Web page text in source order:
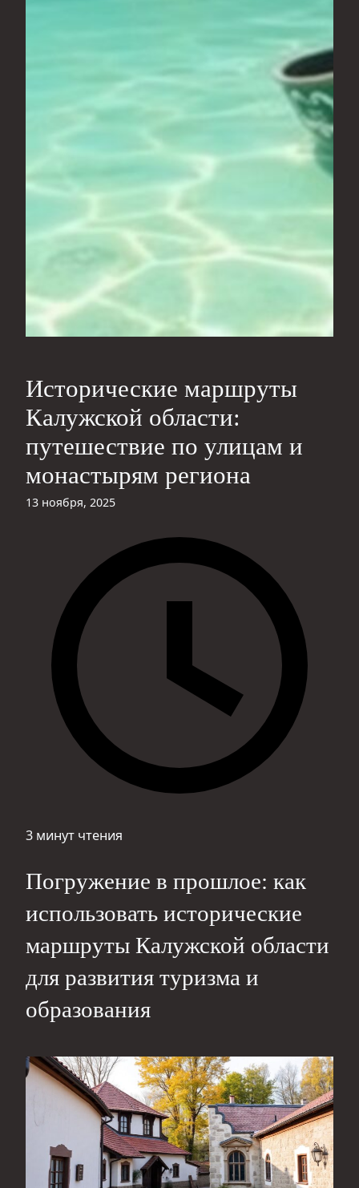
Исторические маршруты
Калужской области:
путешествие по улицам и
монастырям региона
13 ноября, 2025
3 минут чтения
Погружение в прошлое: как
использовать исторические
маршруты Калужской области
для развития туризма и
образования